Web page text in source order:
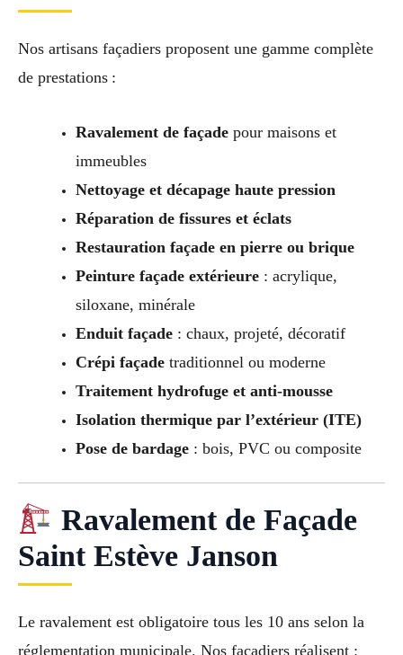
Nos artisans façadiers proposent une gamme complète
de prestations :
Ravalement de façadepour maisons et
immeubles
Nettoyage et décapage haute pression
Réparation de fissures et éclats
Restauration façade en pierre ou brique
Peinture façade extérieure: acrylique,
siloxane, minérale
Enduit façade: chaux, projeté, décoratif
Crépi façadetraditionnel ou moderne
Traitement hydrofuge et anti-mousse
Isolation thermique par l’extérieur (ITE)
Pose de bardage: bois, PVC ou composite
Ravalement de Façade
Saint Estève Janson
Le ravalement est obligatoire tous les 10 ans selon la
réglementation municipale. Nos façadiers réalisent :